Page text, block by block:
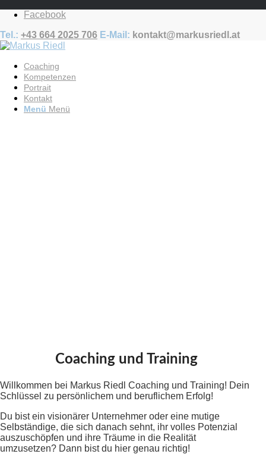
Facebook
Tel.: +43 664 2025 706 E-Mail: kontakt@markusriedl.at
Coaching
Kompetenzen
Portrait
Kontakt
Menü Menü
Coaching und Training
Willkommen bei Markus Riedl Coaching und Training! Dein
Schlüssel zu persönlichem und beruflichem Erfolg!
Du bist ein visionärer Unternehmer oder eine mutige
Selbständige, die sich danach sehnt, ihr volles Potenzial
auszuschöpfen und ihre Träume in die Realität
umzusetzen? Dann bist du hier genau richtig!